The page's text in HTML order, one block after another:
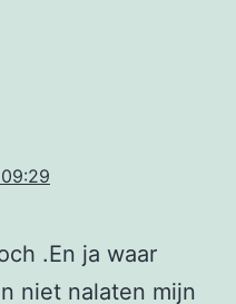
.En ja waar
niet nalaten mijn